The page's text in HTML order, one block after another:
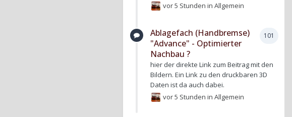
vor 5 Stunden inAllgemein
101
Ablagefach (Handbremse)
"Advance" - Optimierter
Nachbau ?
hier der direkte Link zum Beitrag mit den
Bildern. Ein Link zu den druckbaren 3D
Daten ist da auch dabei.
vor 5 Stunden inAllgemein